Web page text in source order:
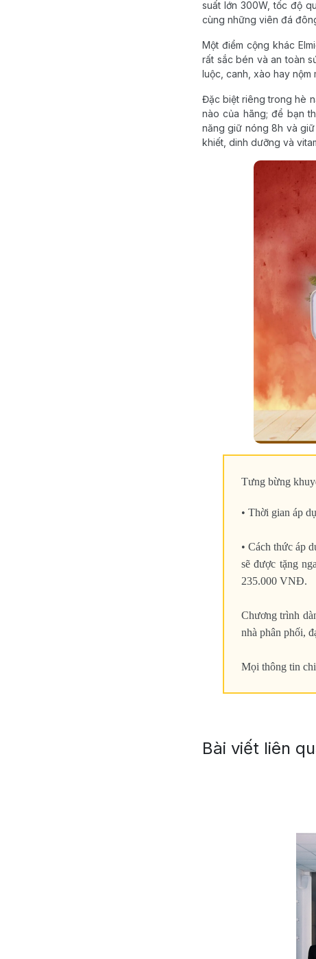
suất lớn 300W, tốc độ
cùng những viên đá
Một điểm cộng khác
rất sắc bén và an toàn
luộc, canh, xào hay nộm
Đặc biệt riêng trong hè
nào của hãng; để bạn
năng giữ nóng 8h và giữ
khiết, dinh dưỡng và
Tưng bừng
• Thời gian áp
• Cách thức áp
sẽ được tặng
235.000 VNĐ.
Chương trình
nhà phân phối,
Mọi thông tin
Bài viết liên